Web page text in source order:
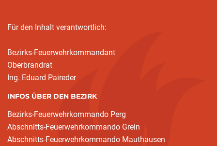
Für den Inhalt verantwortlich:
Bezirks-Feuerwehrkommandant
Oberbrandrat
Ing. Eduard Paireder
INFOS ÜBER DEN BEZIRK
Bezirks-Feuerwehrkommando Perg
Abschnitts-Feuerwehrkommando Grein
Abschnitts-Feuerwehrkommando Mauthausen